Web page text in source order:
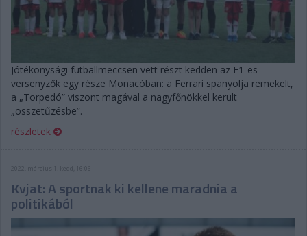
Jótékonysági futballmeccsen vett részt kedden az F1-es
versenyzők egy része Monacóban: a Ferrari spanyolja remekelt,
a „Torpedó” viszont magával a nagyfőnökkel került
„összetűzésbe”.
részletek
2022. március 1. kedd, 16:06
Kvjat: A sportnak ki kellene maradnia a
politikából